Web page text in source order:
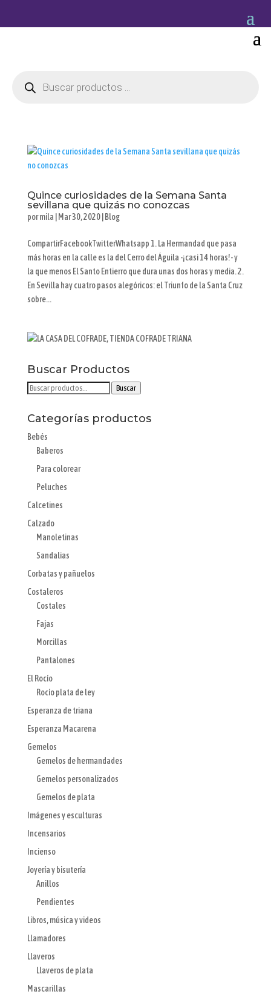
productos
Quince curiosidades de la Semana Santa
sevillana que quizás no conozcas
pormila Mar 30, 2020| Blog
CompartirFacebookTwitterWhatsapp 1. La Hermandad que pasa
más horas en la calle es la del Cerro del Águila -¡casi 14 horas!- y
la que menos El Santo Entierro que dura unas dos horas y media. 2.
En Sevilla hay cuatro pasos alegóricos: el Triunfo de la Santa Cruz
sobre...
Buscar Productos
Buscar
Buscar
Categorías productos
Bebés
Baberos
Para colorear
Peluches
Calcetines
Calzado
Manoletinas
Sandalias
Corbatas y pañuelos
Costaleros
Costales
Fajas
Morcillas
Pantalones
El Rocío
Rocío plata de ley
Esperanza de triana
Esperanza Macarena
Gemelos
Gemelos de hermandades
Gemelos personalizados
Gemelos de plata
Imágenes y esculturas
Incensarios
Incienso
Joyería y bisutería
Anillos
Pendientes
Libros, música y videos
Llamadores
Llaveros
Llaveros de plata
Mascarillas